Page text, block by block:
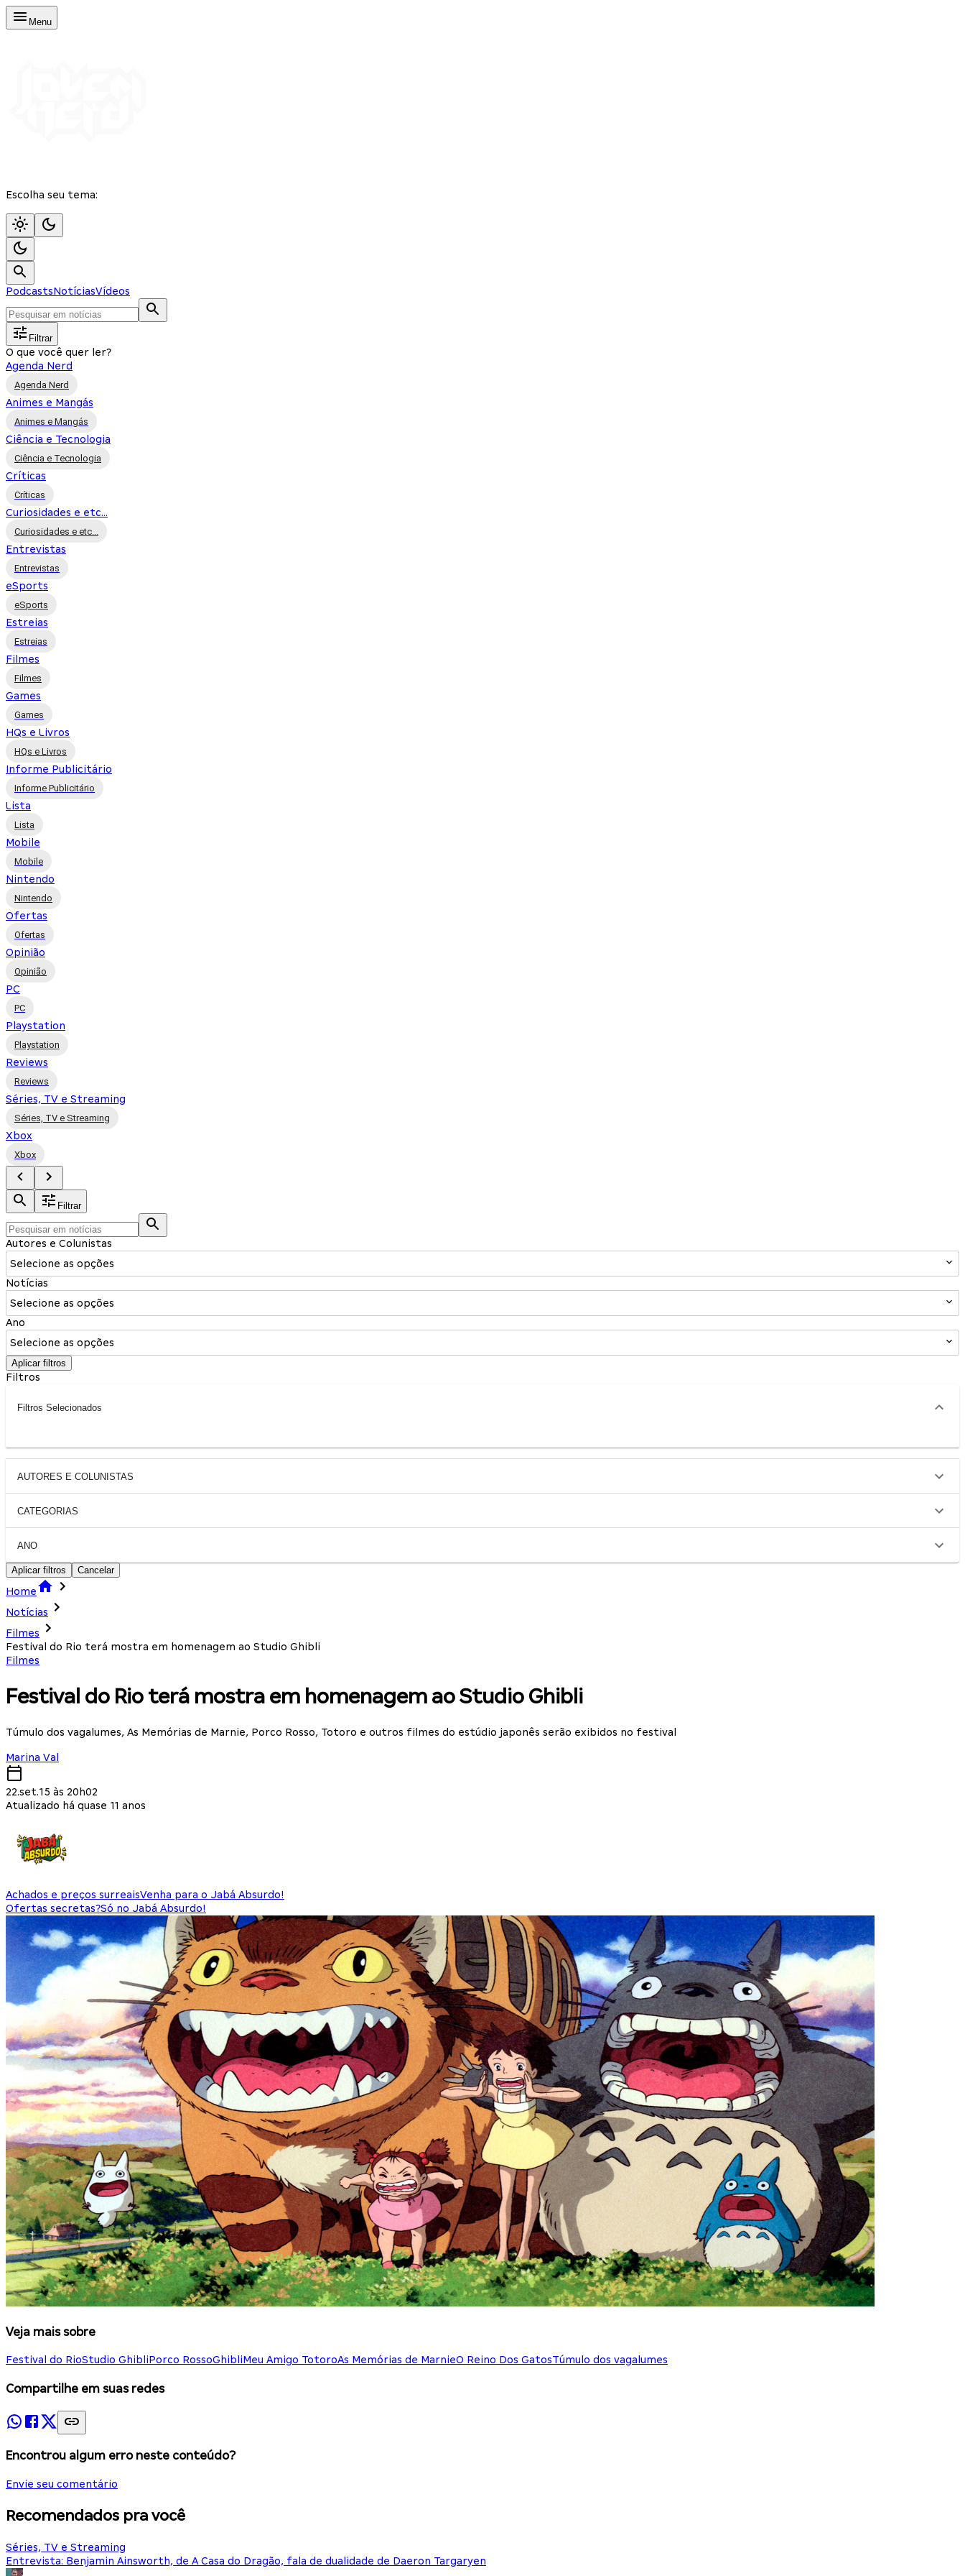
Menu
Escolha seu tema:
PodcastsNotíciasVídeos
Filtrar
O que você quer ler?
Agenda Nerd
Agenda Nerd
Animes e Mangás
Animes e Mangás
Ciência e Tecnologia
Ciência e Tecnologia
Críticas
Críticas
Curiosidades e etc...
Curiosidades e etc...
Entrevistas
Entrevistas
eSports
eSports
Estreias
Estreias
Filmes
Filmes
Games
Games
HQs e Livros
HQs e Livros
Informe Publicitário
Informe Publicitário
Lista
Lista
Mobile
Mobile
Nintendo
Nintendo
Ofertas
Ofertas
Opinião
Opinião
PC
PC
Playstation
Playstation
Reviews
Reviews
Séries, TV e Streaming
Séries, TV e Streaming
Xbox
Xbox
Filtrar
Autores e Colunistas
Selecione as opções
Notícias
Selecione as opções
Ano
Selecione as opções
Aplicar filtros
Filtros
Filtros Selecionados
AUTORES E COLUNISTAS
CATEGORIAS
ANO
Aplicar filtros Cancelar
Home
Notícias
Filmes
Festival do Rio terá mostra em homenagem ao Studio Ghibli
Filmes
Festival do Rio terá mostra em homenagem ao Studio Ghibli
Túmulo dos vagalumes, As Memórias de Marnie, Porco Rosso, Totoro e outros filmes do estúdio japonês serão exibidos no festival
Marina Val
22.set.15 às 20h02
Atualizado há quase 11 anos
Achados e preços surreaisVenha para o Jabá Absurdo!
Ofertas secretas?Só no Jabá Absurdo!
Veja mais sobre
Festival do RioStudio GhibliPorco RossoGhibliMeu Amigo TotoroAs Memórias de MarnieO Reino Dos GatosTúmulo dos vagalumes
Compartilhe em suas redes
Encontrou algum erro neste conteúdo?
Envie seu comentário
Recomendados pra você
Séries, TV e Streaming
Entrevista: Benjamin Ainsworth, de A Casa do Dragão, fala de dualidade de Daeron Targaryen